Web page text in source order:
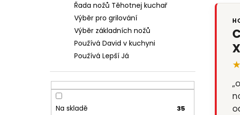
Řada nožů Těhotnej kuchař
Výběr pro grilování
Výběr základních nožů
Používá David v kuchyni
Používá Lepší Já
Na skladě 35